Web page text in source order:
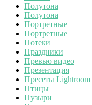
Полутона
Полутона
Портретные
Портретные
Потеки
Праздники
Превью видео
Презентация
Пресеты Lightroom
Птицы
Пузыри